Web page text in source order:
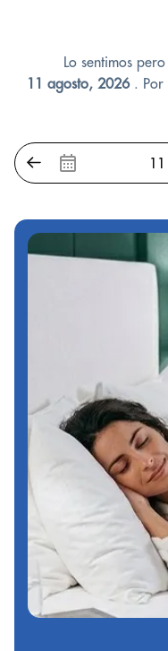
Lo sentimos pero
11 agosto, 2026. Por